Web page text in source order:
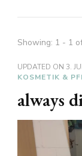
Showing: 1 - 1
UPDATED ON 3.
KOSMETIK &
always